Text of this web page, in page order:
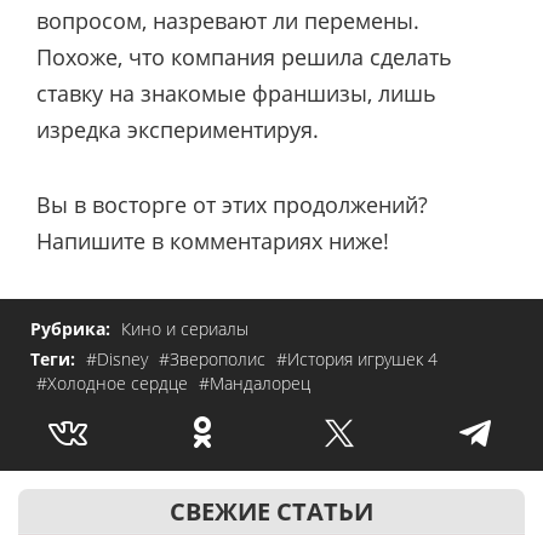
вопросом, назревают ли перемены.
Похоже, что компания решила сделать
ставку на знакомые франшизы, лишь
изредка экспериментируя.
Вы в восторге от этих продолжений?
Напишите в комментариях ниже!
Рубрика: Кино и сериалы
Теги: #Disney #Зверополис #История игрушек 4
#Холодное сердце #Мандалорец
СВЕЖИЕ СТАТЬИ